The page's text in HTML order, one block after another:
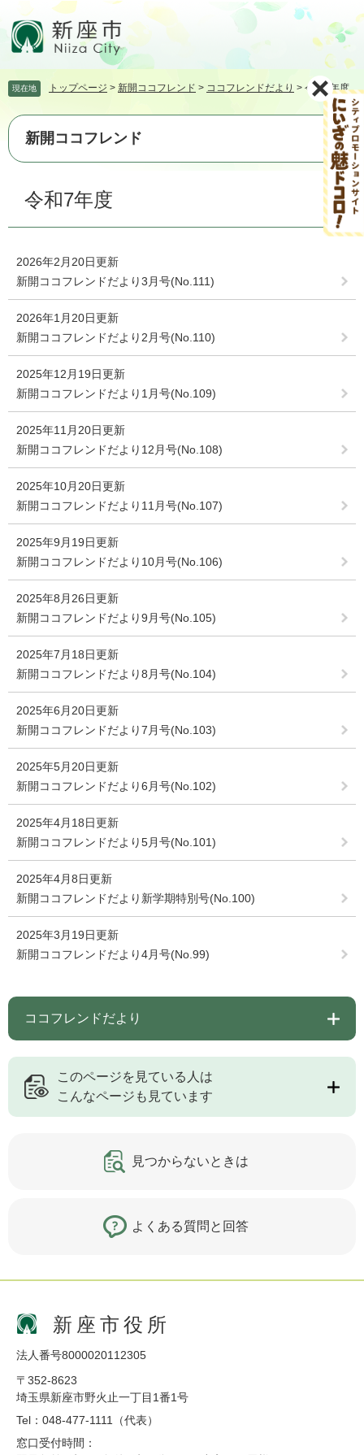
頭
す。
飛
し
て
現在地 トップページ > 新開ココフレンド > ココフレンドだより > 令和7年度
新開ココフレンド
令和7年度
2026年2月20日更新
新開ココフレンドだより3月号(No.111)
2026年1月20日更新
新開ココフレンドだより2月号(No.110)
2025年12月19日更新
新開ココフレンドだより1月号(No.109)
2025年11月20日更新
新開ココフレンドだより12月号(No.108)
2025年10月20日更新
新開ココフレンドだより11月号(No.107)
2025年9月19日更新
新開ココフレンドだより10月号(No.106)
2025年8月26日更新
新開ココフレンドだより9月号(No.105)
2025年7月18日更新
新開ココフレンドだより8月号(No.104)
2025年6月20日更新
新開ココフレンドだより7月号(No.103)
2025年5月20日更新
新開ココフレンドだより6月号(No.102)
2025年4月18日更新
新開ココフレンドだより5月号(No.101)
2025年4月8日更新
新開ココフレンドだより新学期特別号(No.100)
2025年3月19日更新
新開ココフレンドだより4月号(No.99)
ココフレンドだより
このページを見ている人は
こんなページも見ています
見つからないときは
よくある質問と回答
新座市役所
法人番号8000020112305
〒352-8623
埼玉県新座市野火止一丁目1番1号
Tel：048-477-1111（代表）
窓口受付時間：